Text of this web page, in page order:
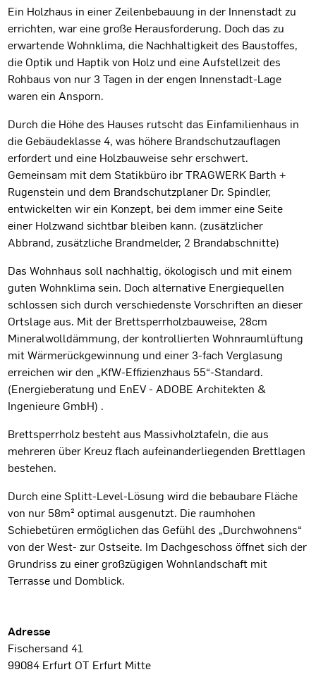
Ein Holzhaus in einer Zeilenbebauung in der Innenstadt zu
errichten, war eine große Herausforderung. Doch das zu
erwartende Wohnklima, die Nachhaltigkeit des Baustoffes,
die Optik und Haptik von Holz und eine Aufstellzeit des
Rohbaus von nur 3 Tagen in der engen Innenstadt-Lage
waren ein Ansporn.
Durch die Höhe des Hauses rutscht das Einfamilienhaus in
die Gebäudeklasse 4, was höhere Brandschutzauflagen
erfordert und eine Holzbauweise sehr erschwert.
Gemeinsam mit dem Statikbüro ibr TRAGWERK Barth +
Rugenstein und dem Brandschutzplaner Dr. Spindler,
entwickelten wir ein Konzept, bei dem immer eine Seite
einer Holzwand sichtbar bleiben kann. (zusätzlicher
Abbrand, zusätzliche Brandmelder, 2 Brandabschnitte)
Das Wohnhaus soll nachhaltig, ökologisch und mit einem
guten Wohnklima sein. Doch alternative Energiequellen
schlossen sich durch verschiedenste Vorschriften an dieser
Ortslage aus. Mit der Brettsperrholzbauweise, 28cm
Mineralwolldämmung, der kontrollierten Wohnraumlüftung
mit Wärmerückgewinnung und einer 3-fach Verglasung
erreichen wir den „KfW-Effizienzhaus 55“-Standard.
(Energieberatung und EnEV - ADOBE Architekten &
Ingenieure GmbH) .
Brettsperrholz besteht aus Massivholztafeln, die aus
mehreren über Kreuz flach aufeinanderliegenden Brettlagen
bestehen.
Durch eine Splitt-Level-Lösung wird die bebaubare Fläche
von nur 58m² optimal ausgenutzt. Die raumhohen
Schiebetüren ermöglichen das Gefühl des „Durchwohnens“
von der West- zur Ostseite. Im Dachgeschoss öffnet sich der
Grundriss zu einer großzügigen Wohnlandschaft mit
Terrasse und Domblick.
Projektdaten
Adresse
Fischersand 41
99084 Erfurt OT Erfurt Mitte